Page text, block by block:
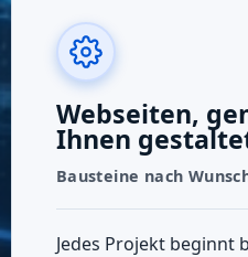
Webseiten,
Ihnen
Bausteine nach
Jedes Projekt beginnt